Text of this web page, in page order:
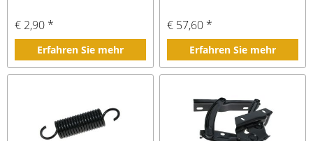
€ 2,90 *
Erfahren Sie mehr
€ 57,60 *
Erfahren Sie mehr